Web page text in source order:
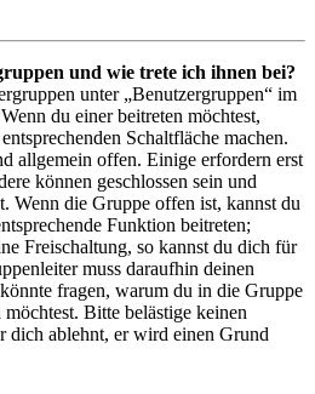
und wie trete ich ihnen bei?
unter „Benutzergruppen“ im
du einer beitreten möchtest,
Schaltfläche machen.
allgemein offen. Einige erfordern erst
können geschlossen sein und
Wenn die Gruppe offen ist, kannst du
Funktion beitreten;
Freischaltung, so kannst du dich für
muss daraufhin deinen
fragen, warum du in die Gruppe
Bitte belästige keinen
dich ablehnt, er wird einen Grund